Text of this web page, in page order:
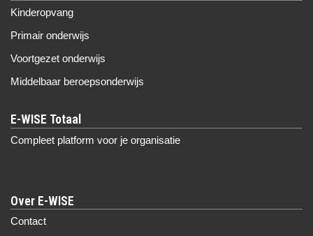
Kinderopvang
Primair onderwijs
Voortgezet onderwijs
Middelbaar beroepsonderwijs
Compleet platform voor je organisatie
Over E-WISE
Contact